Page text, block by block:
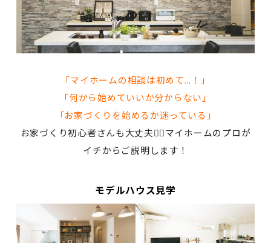
「マイホームの相談は初めて...！」
「何から始めていいか分からない」
「お家づくりを始めるか迷っている」
お家づくり初心者さんも大丈夫🙆‍♀️マイホームのプロが
イチからご説明します！
モデルハウス見学